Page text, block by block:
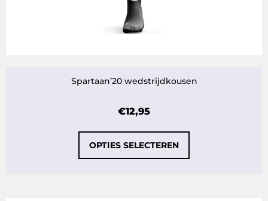
Spartaan’20 wedstrijdkousen
€12,95
OPTIES SELECTEREN